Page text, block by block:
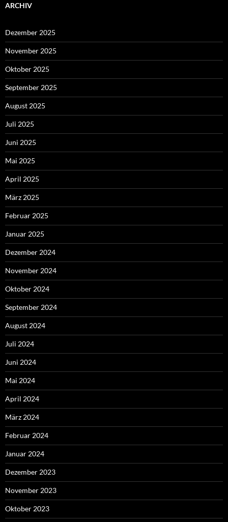
ARCHIV
Dezember 2025
November 2025
Oktober 2025
September 2025
August 2025
Juli 2025
Juni 2025
Mai 2025
April 2025
März 2025
Februar 2025
Januar 2025
Dezember 2024
November 2024
Oktober 2024
September 2024
August 2024
Juli 2024
Juni 2024
Mai 2024
April 2024
März 2024
Februar 2024
Januar 2024
Dezember 2023
November 2023
Oktober 2023